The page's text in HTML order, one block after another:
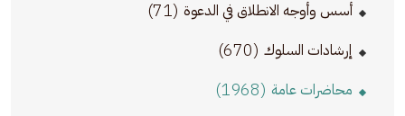
أسس وأوجه الانطلاق في الدعوة (71)
إرشادات السلوك (670)
محاضرات عامة (1968)